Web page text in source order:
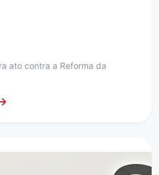
ato contra a Reforma da